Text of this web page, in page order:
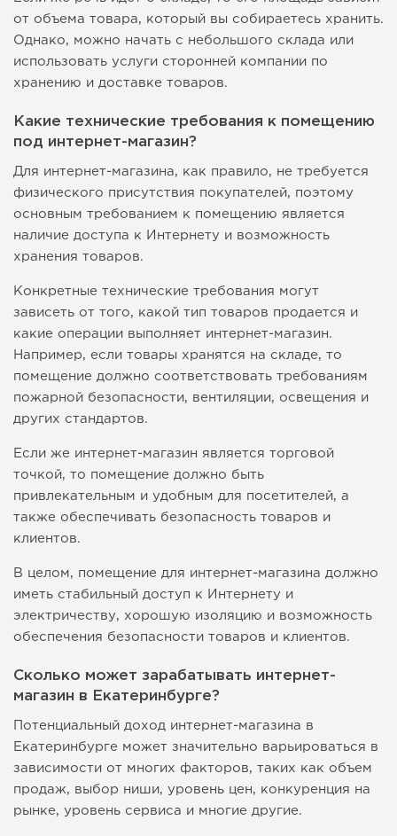
от объема товара, который вы собираетесь хранить.
Однако, можно начать с небольшого склада или
использовать услуги сторонней компании по
хранению и доставке товаров.
Какие технические требования к помещению
под интернет-магазин?
Для интернет-магазина, как правило, не требуется
физического присутствия покупателей, поэтому
основным требованием к помещению является
наличие доступа к Интернету и возможность
хранения товаров.
Конкретные технические требования могут
зависеть от того, какой тип товаров продается и
какие операции выполняет интернет-магазин.
Например, если товары хранятся на складе, то
помещение должно соответствовать требованиям
пожарной безопасности, вентиляции, освещения и
других стандартов.
Если же интернет-магазин является торговой
точкой, то помещение должно быть
привлекательным и удобным для посетителей, а
также обеспечивать безопасность товаров и
клиентов.
В целом, помещение для интернет-магазина должно
иметь стабильный доступ к Интернету и
электричеству, хорошую изоляцию и возможность
обеспечения безопасности товаров и клиентов.
Сколько может зарабатывать интернет-
магазин в Екатеринбурге?
Потенциальный доход интернет-магазина в
Екатеринбурге может значительно варьироваться в
зависимости от многих факторов, таких как объем
продаж, выбор ниши, уровень цен, конкуренция на
рынке, уровень сервиса и многие другие.